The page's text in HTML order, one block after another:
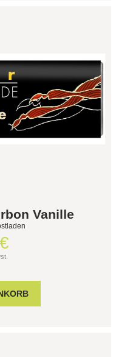
Vanille